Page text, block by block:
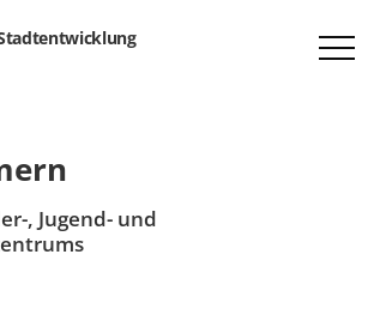
, Jugend- und